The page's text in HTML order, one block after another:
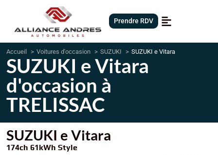
Prendre RDV
Accueil Voitures d'occasion SUZUKI SUZUKI e Vitara
SUZUKI e Vitara
d'occasion à
TRELISSAC
SUZUKI e Vitara
174ch 61kWh Style